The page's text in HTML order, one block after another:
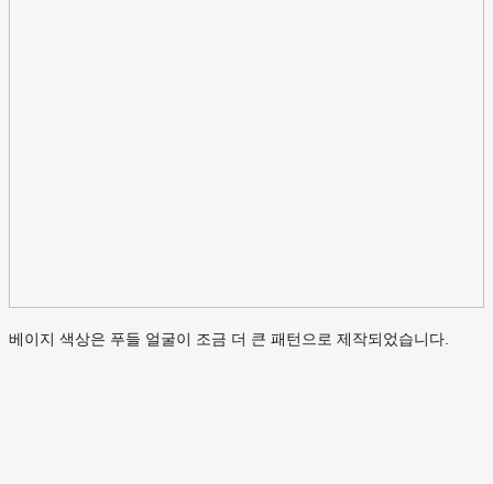
베이지 색상은 푸들 얼굴이 조금 더 큰 패턴으로 제작되었습니다.